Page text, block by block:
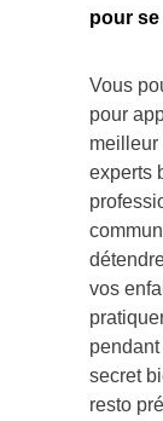
pour
Vous
pour
meilleur
experts
vos
secret
resto